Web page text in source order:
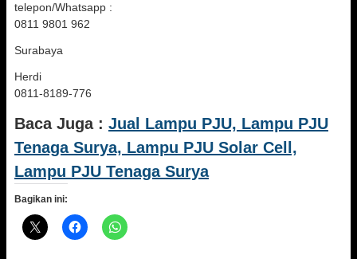
telepon/Whatsapp :
0811 9801 962
Surabaya
Herdi
0811-8189-776
Baca Juga : Jual Lampu PJU, Lampu PJU
Tenaga Surya, Lampu PJU Solar Cell,
Lampu PJU Tenaga Surya
Bagikan ini: